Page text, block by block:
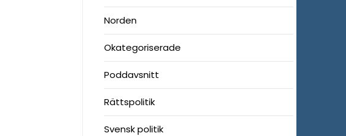
Norden
Okategoriserade
Poddavsnitt
Rättspolitik
Svensk politik